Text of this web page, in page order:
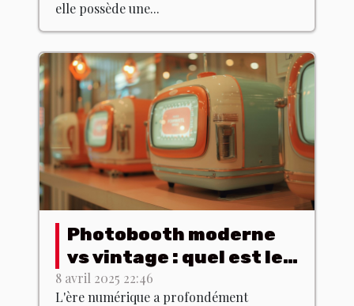
elle possède une...
Photobooth moderne
vs vintage : quel est le
meilleur choix ?
8 avril 2025 22:46
L'ère numérique a profondément